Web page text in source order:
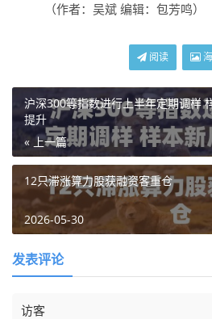
（作者：吴斌 编辑：包芳鸣）
阅读
沪深300等指数进行上半年定期调样
提升
« 上一篇
12只滞涨算力股获融资客重仓
2026-05-30
发表评论